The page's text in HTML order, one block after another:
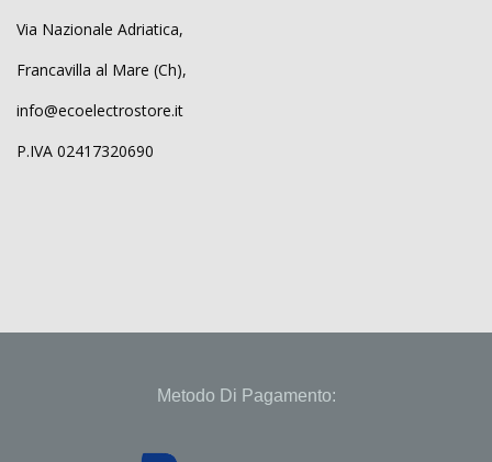
Via Nazionale Adriatica,
Francavilla al Mare (Ch),
info@ecoelectrostore.it
P.IVA 02417320690
Metodo Di Pagamento: